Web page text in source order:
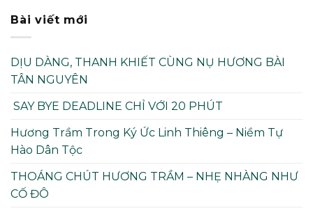
Bài viết mới
DỊU DÀNG, THANH KHIẾT CÙNG NỤ HƯƠNG BÀI
TÂN NGUYÊN
SAY BYE DEADLINE CHỈ VỚI 20 PHÚT
Hương Trầm Trong Ký Ức Linh Thiêng – Niềm Tự
Hào Dân Tộc
THOÁNG CHÚT HƯƠNG TRẦM – NHẸ NHÀNG NHƯ
CỐ ĐÔ